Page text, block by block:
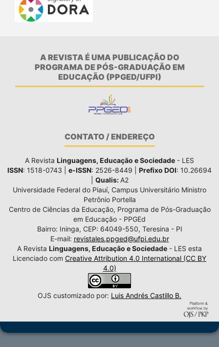
A REVISTA É UMA PUBLICAÇÃO DO
PROGRAMA DE PÓS-GRADUAÇÃO EM
EDUCAÇÃO (PPGED/UFPI)
CONTATO / ENDEREÇO
A Revista Linguagens, Educação e Sociedade - LES
ISSN: 1518-0743 | e-ISSN: 2526-8449 | Prefixo DOI: 10.26694
Qualis: A2
Universidade Federal do Piauí, Campus Universitário Ministro
Petrônio Portella
Centro de Ciências da Educação, Programa de Pós-Graduação
em Educação - PPGEd
Bairro: Ininga, CEP: 64049-550, Teresina - PI
E-mail: revistales.ppged@ufpi.edu.br
A Revista Linguagens, Educação e Sociedade - LES esta
Licenciado com Creative Attribution 4.0 International (CC BY
4.0)
OJS customizado por: Luis Andrés Castillo B.